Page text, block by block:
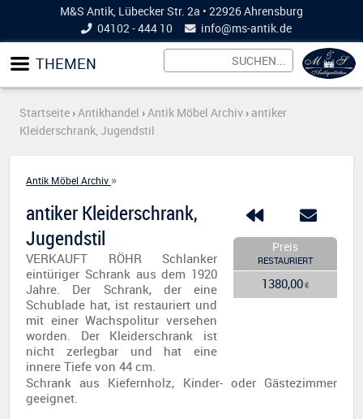
M&S Antik, Lübecker Str. 2a • 22926 Ahrensburg
04102 - 444 10
info@ms-antik.de
THEMEN
Startseite ›Antikhandel ›Antik Möbel Archiv › antiker
Kleiderschrank, Jugendstil
Antik Möbel Archiv »
Preis
RESTAURIERT
1380,00€
antiker Kleiderschrank,
Jugendstil
VERKAUFT RÖHR Schlanker
eintüriger Schrank aus dem 1920
Jahre. Der Schrank, der eine
Schublade hat, ist restauriert und
mit einer Wachspolitur versehen
worden. Der Kleiderschrank ist
nicht zerlegbar und hat eine
innere Tiefe von 44 cm.
Schrank aus Kiefernholz, Kinder- oder Gästezimmer
geeignet.